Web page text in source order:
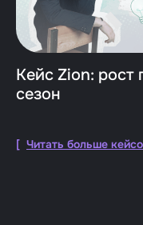
Кейс Zion: рост
сезон
[ Читать больше